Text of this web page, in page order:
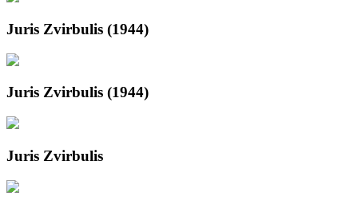
Juris Zvirbulis (1944)
Juris Zvirbulis (1944)
Juris Zvirbulis